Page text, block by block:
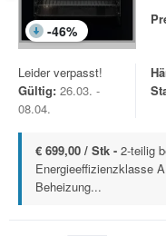
-46%
Leider verpasst!
Gültig: 26.03. -
08.04.
€ 699,00 / Stk - 2-teilig
Energieeffizienzklasse
Beheizung...